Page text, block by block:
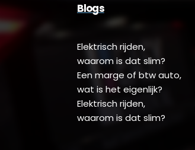
Blogs
Elektrisch rijden,
waarom is dat slim?
Een marge of btw auto,
wat is het eigenlijk?
Elektrisch rijden,
waarom is dat slim?